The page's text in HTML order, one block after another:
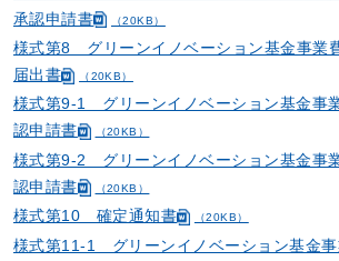
承認申請書
（20KB）
様式第8 グリーンイノベーション基金事業
届出書
（20KB）
様式第9-1 グリーンイノベーション基金事
認申請書
（20KB）
様式第9-2 グリーンイノベーション基金事
認申請書
（20KB）
様式第10 確定通知書 （20KB）
様式第11-1 グリーンイノベーション基金事